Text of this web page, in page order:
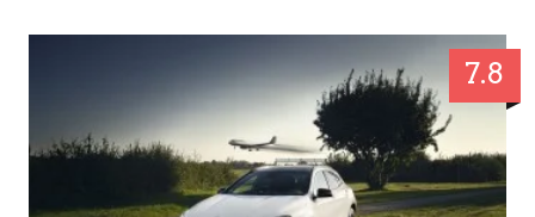
7.8